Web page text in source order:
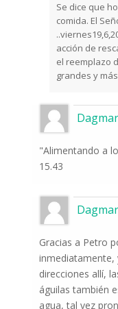
Se dice que
comida. El
acción de
el reemplazo
grandes y
Dagmar
"Alimentando a
15.43
Dagmar
Gracias a Petro
inmediatamente,
direcciones allí,
águilas también
agua, tal vez